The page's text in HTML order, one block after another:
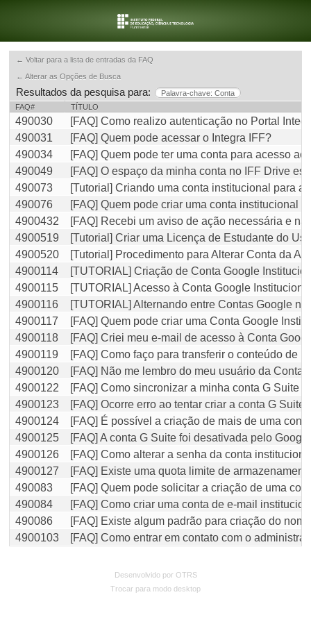
← Voltar para a lista de entradas da FAQ
← Alterar as Opções de Busca
Resultados da pesquisa para:
Palavra-chave: Conta
FAQ#
TÍTULO
490030
[FAQ] Como realizo autenticação no Portal
490031
[FAQ] Quem pode acessar o Integra IFF?
490034
[FAQ] Quem pode ter uma conta para acesso ao
490049
[FAQ] O espaço da minha conta no IFF Drive
490073
[Tutorial] Criando uma conta institucional para
490076
[FAQ] Quem pode criar uma conta institucional
4900432
[FAQ] Recebi um aviso de ação necessária e
4900519
[Tutorial] Criar uma Licença de Estudante do
4900520
[Tutorial] Procedimento para Alterar Conta da
4900114
[TUTORIAL] Criação de Conta Google
4900115
[TUTORIAL] Acesso à Conta Google
4900116
[TUTORIAL] Alternando entre Contas Google
4900117
[FAQ] Quem pode criar uma Conta Google
4900118
[FAQ] Criei meu e-mail de acesso à Conta
4900119
[FAQ] Como faço para transferir o conteúdo de
4900120
[FAQ] Não me lembro do meu usuário da
4900122
[FAQ] Como sincronizar a minha conta G Suite ?
4900123
[FAQ] Ocorre erro ao tentar criar a conta G
4900124
[FAQ] É possível a criação de mais de uma
4900125
[FAQ] A conta G Suite foi desativada pelo
4900126
[FAQ] Como alterar a senha da conta
4900127
[FAQ] Existe uma quota limite de
490083
[FAQ] Quem pode solicitar a criação de uma
490084
[FAQ] Como criar uma conta de e-mail
490086
[FAQ] Existe algum padrão para criação do
4900103
[FAQ] Como entrar em contato com o
Desenvolvido por OTRS
Trocar para modo desktop